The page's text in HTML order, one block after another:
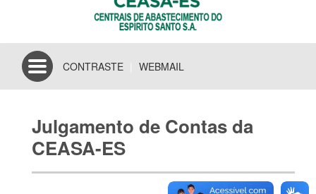
Toggle
navigation
CONTRASTE WEBMAIL
Julgamento de Contas da
CEASA-ES